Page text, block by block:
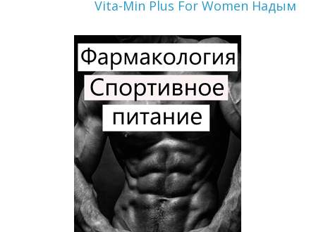
Vita-Min Plus For Women Надым